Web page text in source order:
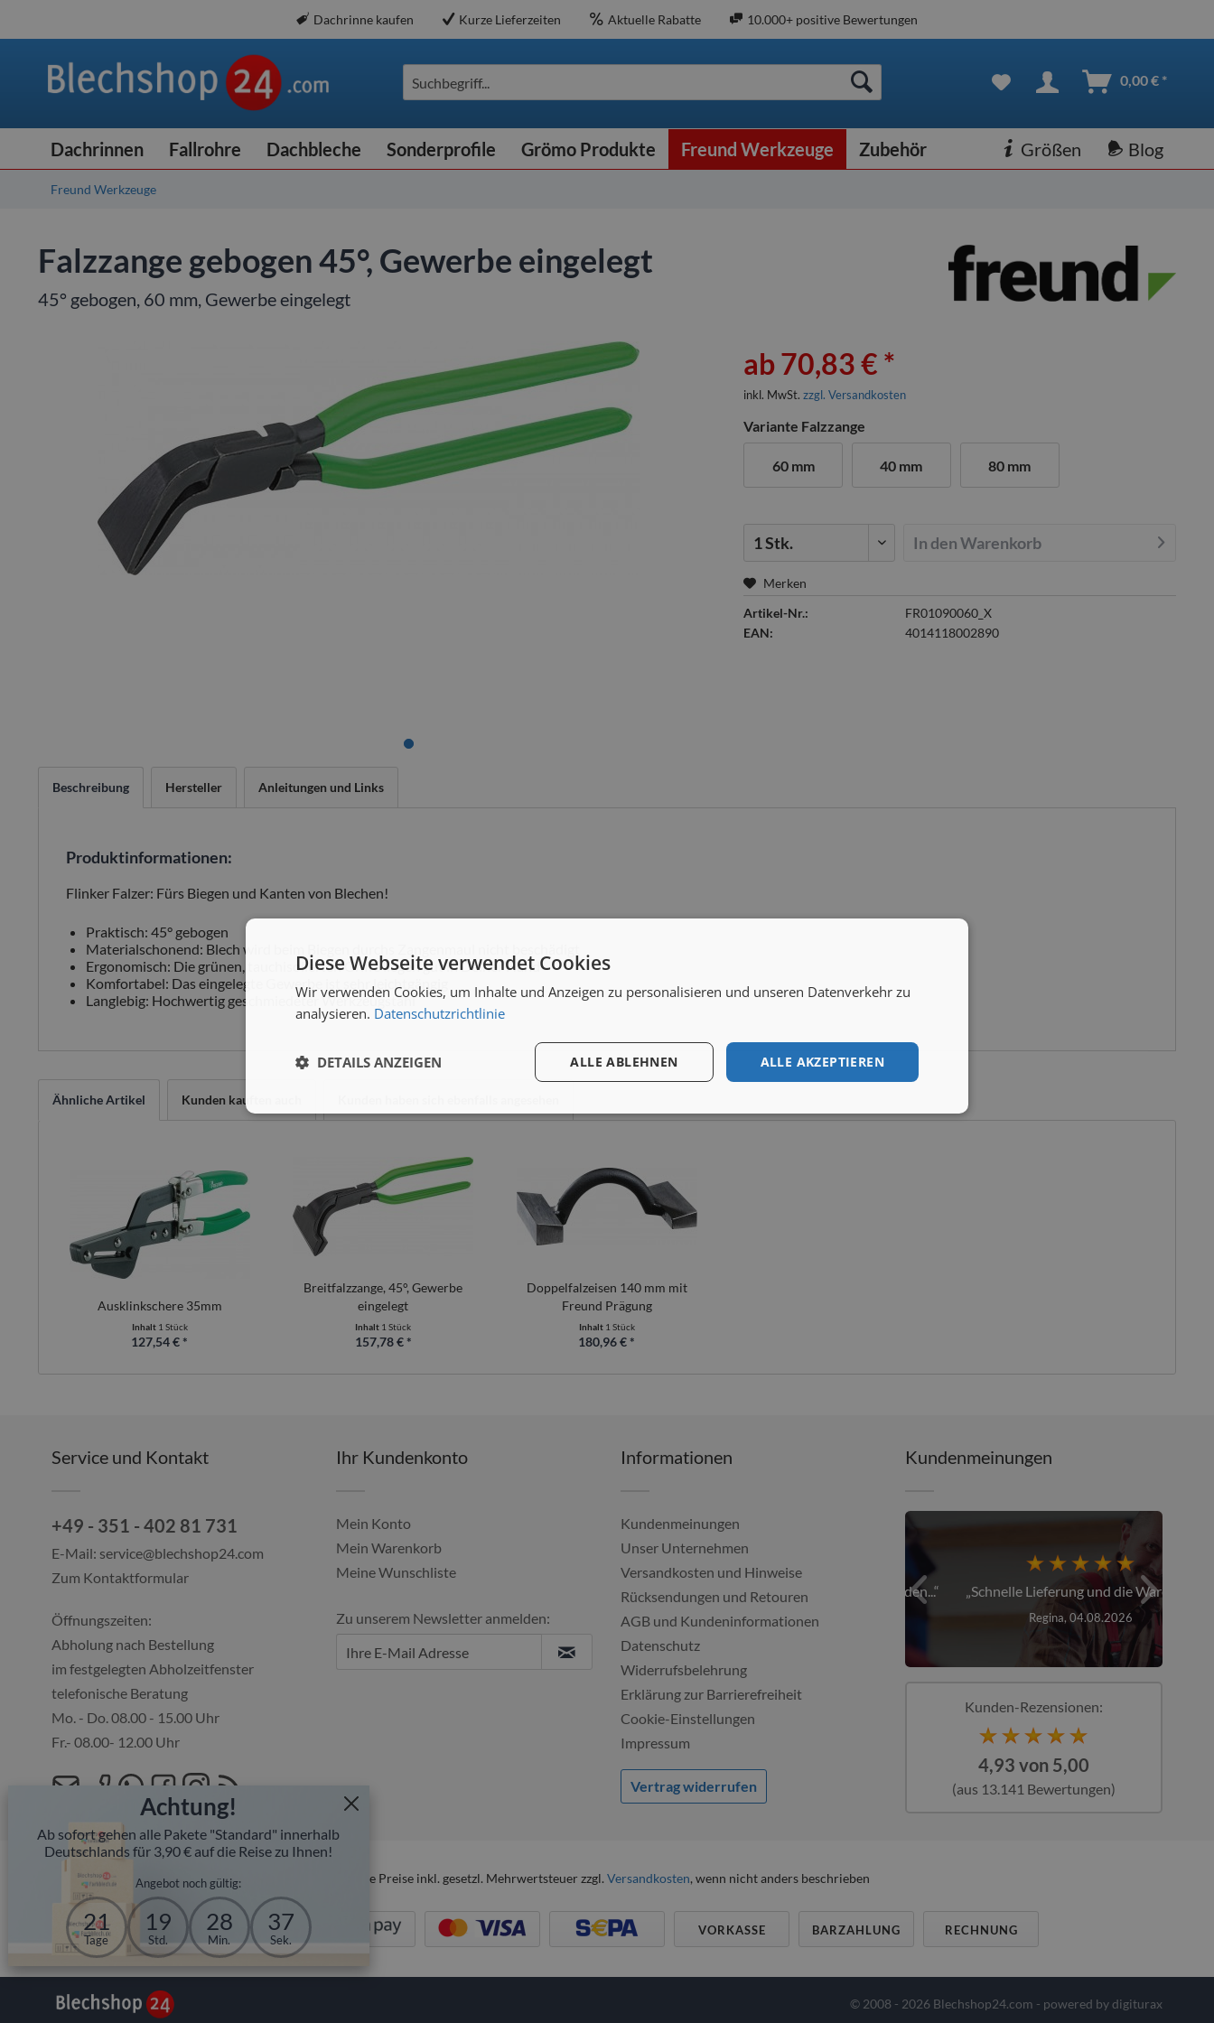
Dachrinne kaufen Kurze Lieferzeiten Aktuelle Rabatte 10.000+ positive Bewertungen
Achtung!
Ab sofort gehen alle Pakete "Standard" innerhalb
Deutschlands für 3,90 € auf die Reise zu Ihnen!
Angebot noch gültig:
21
Tage
19
Std.
28
Min.
36
Sek.
Suchbegriff... 0,00 € *
Dachrinnen Fallrohre Dachbleche Sonderprofile Grömo Produkte Freund Werkzeuge Zubehör Blog
Größen
Freund Werkzeuge
Falzzange gebogen 45°, Gewerbe eingelegt
45° gebogen, 60 mm, Gewerbe eingelegt
ab 70,83 € *
inkl. MwSt.zzgl. Versandkosten
Variante Falzzange
60 mm 40 mm 80 mm
In denWarenkorb
Merken
Artikel-Nr.:
FR01090060_X
EAN:
4014118002890
Beschreibung Hersteller Anleitungen und Links
Produktinformationen:
Flinker Falzer: Fürs Biegen und Kanten von Blechen!
Praktisch: 45° gebogen
Materialschonend: Blech wird beim Biegen durchs Zangenmaul nicht beschädigt
Ergonomisch: Die grünen, tauchisolierten Griffe liegen gut in Deiner Hand
Komfortabel: Das eingelegte Gewerbe ist sehr leichtgängig
Langlebig: Hochwertig geschmiedeter Werkzeugstahl
Ähnliche Artikel Kunden kauften auch
Ausklinkschere 35mm
Inhalt 1 Stück
127,54 € *
Breitfalzzange, 45°, Gewerbe
eingelegt
Inhalt 1 Stück
157,78 € *
Doppelfalzeisen 140 mm mit
Freund Prägung
Inhalt 1 Stück
180,96 € *
Service und Kontakt
+49 - 351 - 402 81 731
E-Mail: service@blechshop24.com
Zum Kontaktformular
Öffnungszeiten:
Abholung nach Bestellung
im festgelegten Abholzeitfenster
telefonische Beratung
Mo. - Do. 08.00 - 15.00 Uhr
Fr.- 08.00- 12.00 Uhr
Ihr Kundenkonto
Mein Konto
Mein Warenkorb
Meine Wunschliste
Zu unserem Newsletter anmelden:
Informationen
Kundenmeinungen
Unser Unternehmen
Versandkosten und Hinweise
Rücksendungen und Retouren
AGB und Kundeninformationen
Datenschutz
Widerrufsbelehrung
Erklärung zur Barrierefreiheit
Cookie-Einstellungen
Impressum
Vertrag widerrufen
Kundenmeinungen
Alles gut geklappt, immer über den...
Ulf, 04.08.2026
Schnelle Lieferung und die Ware war...
Regina, 04.08.2026
Kunden-Rezensionen:
4,93 von 5,00
(aus 13.141 Bewertungen)
* Alle Preise inkl. gesetzl. Mehrwertsteuer zzgl. Versandkosten, wenn nicht anders beschrieben
VORKASSE BARZAHLUNG RECHNUNG
© 2008 - 2026 Blechshop24.com - powered bydigiturax
Diese Webseite verwendet Cookies
Wir verwenden Cookies, um Inhalte und Anzeigen zu personalisieren und unseren Datenverkehr zu
analysieren. Datenschutzrichtlinie
ALLE AKZEPTIEREN
ALLE ABLEHNEN
DETAILS ANZEIGEN